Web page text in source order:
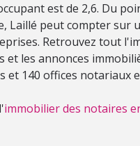
est de 2,6. Du
Laillé peut compter sur
Retrouvez tout
et les annonces
et 140 offices notariaux
immobilier des notaires